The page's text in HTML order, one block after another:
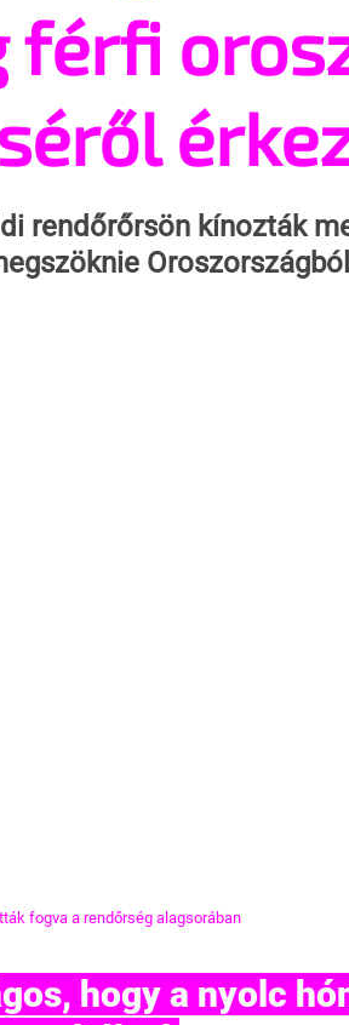
férfi
rendőrőrsön kínozták
fogva a rendőrség alagsorában